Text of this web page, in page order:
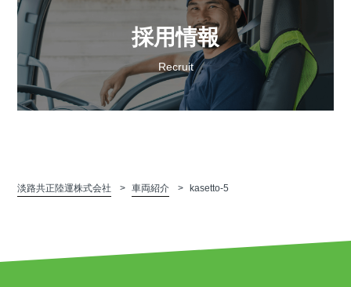
採用情報
Recruit
淡路共正陸運株式会社 車両紹介 kasetto-5